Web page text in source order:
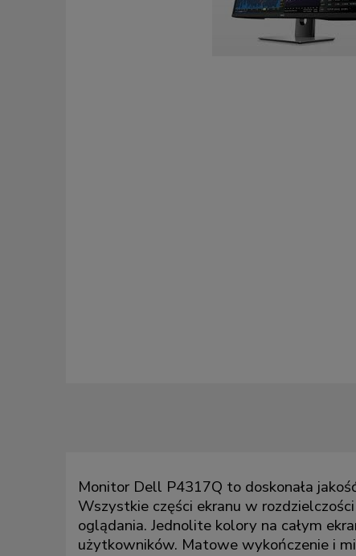
Monitor Dell P4317Q to doskonała
Wszystkie części ekranu w
oglądania. Jednolite kolory na całym
użytkowników. Matowe wykończenie i